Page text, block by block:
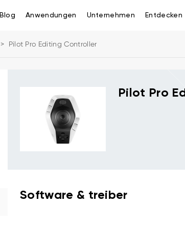
Blog Anwendungen Unternehmen Entdecken
> Pilot Pro Editing Controller
Pilot Pro
Software & treiber